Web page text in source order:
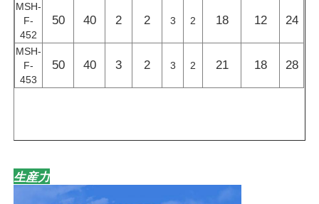
MSH-
F-
452
50 40 2 2 3 2 18 12 24
MSH-
F-
453
50 40 3 2 3 2 21 18 28
生産力